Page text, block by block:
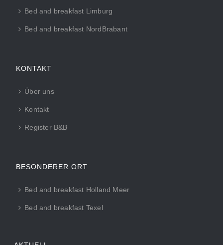
Bed and breakfast Limburg
Bed and breakfast NordBrabant
KONTAKT
Über uns
Kontakt
Register B&B
BESONDERER ORT
Bed and breakfast Holland Meer
Bed and breakfast Texel